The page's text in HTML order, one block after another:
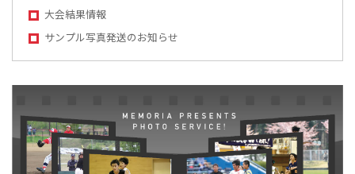
大会結果情報
サンプル写真発送のお知らせ